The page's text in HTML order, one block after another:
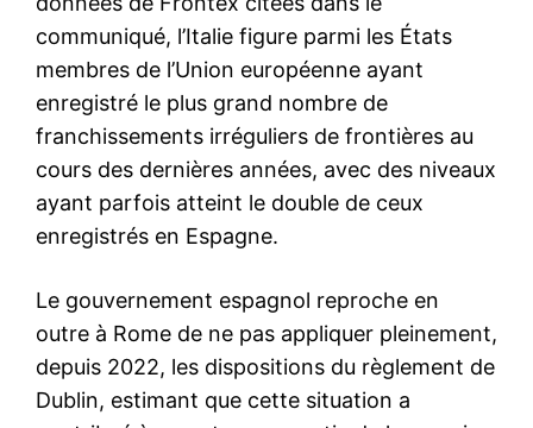
Démantèlement d’un réseau
de trafic international de
drogue à Casablanca
27 November 2025
In "Sécurité"